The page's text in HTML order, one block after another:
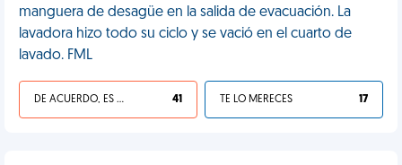
manguera de desagüe en la salida de evacuación. La
lavadora hizo todo su ciclo y se vació en el cuarto de
lavado. FML
DE ACUERDO, ES UNA VIDA HP 41 TE LO MERECES 17